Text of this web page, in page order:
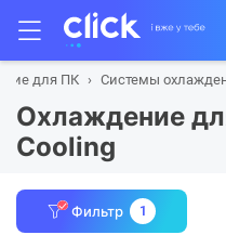
для ПК Системы
Охлаждение
Cooling
Фильтр 1